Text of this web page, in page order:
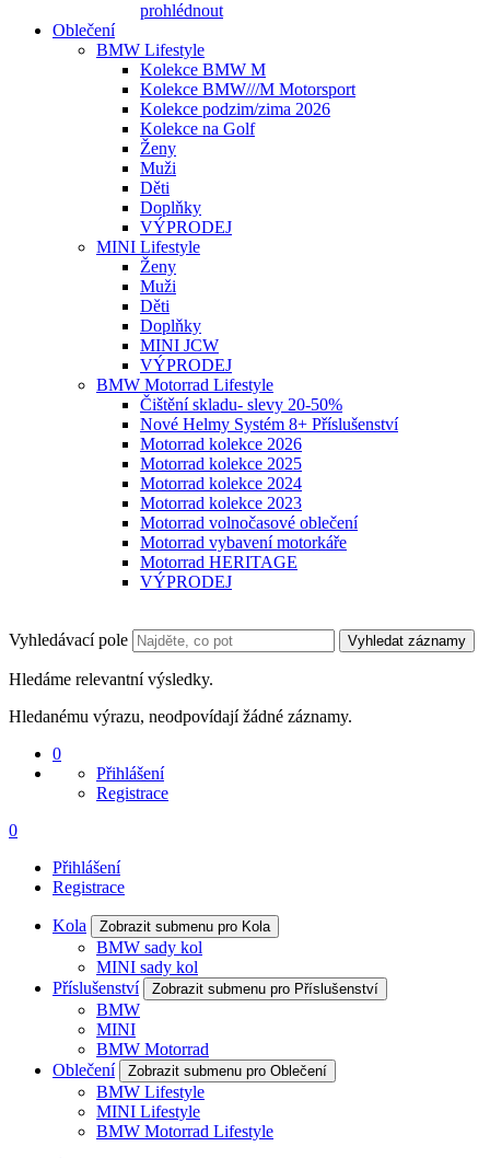
prohlédnout
Oblečení
BMW Lifestyle
Kolekce BMW M
Kolekce BMW///M Motorsport
Kolekce podzim/zima 2026
Kolekce na Golf
Ženy
Muži
Děti
Doplňky
VÝPRODEJ
MINI Lifestyle
Ženy
Muži
Děti
Doplňky
MINI JCW
VÝPRODEJ
BMW Motorrad Lifestyle
Čištění skladu- slevy 20-50%
Nové Helmy Systém 8+ Příslušenství
Motorrad kolekce 2026
Motorrad kolekce 2025
Motorrad kolekce 2024
Motorrad kolekce 2023
Motorrad volnočasové oblečení
Motorrad vybavení motorkáře
Motorrad HERITAGE
VÝPRODEJ
Vyhledávací pole Vyhledat záznamy
Hledáme relevantní výsledky.
Hledanému výrazu, neodpovídají žádné záznamy.
0
Přihlášení
Registrace
0
Přihlášení
Registrace
Kola Zobrazit submenu pro Kola
BMW sady kol
MINI sady kol
Příslušenství
Zobrazit submenu pro Příslušenství
BMW
MINI
BMW Motorrad
Oblečení
Zobrazit submenu pro Oblečení
BMW Lifestyle
MINI Lifestyle
BMW Motorrad Lifestyle